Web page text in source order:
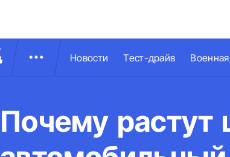
Новости Тест-драйв
Почему растут